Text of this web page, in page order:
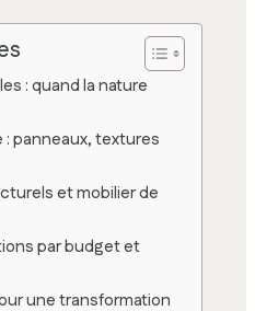
: quand la nature
: panneaux, textures
et mobilier de
par budget et
une transformation